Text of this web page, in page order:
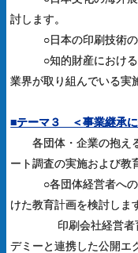
討します。
○日本の印刷技術の先
○知的財産におけるさ
業界が取り組んでいる実
■テーマ３ ＜事業継承
各団体・企業の抱える
ート調査の実施および教
○各団体経営者へ
けた教育計画を検討しま
印刷会社経営者
デミーと連携した公開エ